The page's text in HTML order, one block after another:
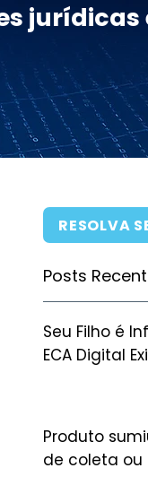
jurídicas
RESOLVA
Posts
Seu Filho é
ECA Digital
Pode Perder
Ela
Produto
de coleta ou